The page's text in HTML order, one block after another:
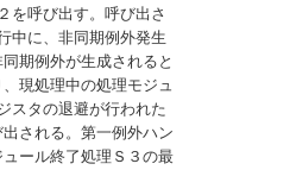
を呼び出す。呼び出さ
中に、非同期例外発生
期例外が生成されると
現処理中の処理モジュ
スタの退避が行われた
される。第一例外ハン
ール終了処理Ｓ３の最